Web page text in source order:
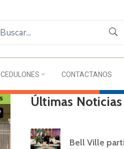
CEDULONES CONTACTANOS
Últimas Noticias
Bell Ville